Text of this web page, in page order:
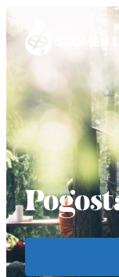
suoraan